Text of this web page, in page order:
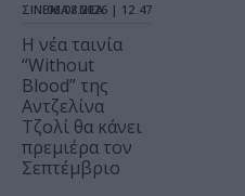
ΣΙΝΕΜΑ / ΝΕΑ
06.08.2026 | 12.47
Η νέα ταινία
“Without
Blood” της
Αντζελίνα
Τζολί θα κάνει
πρεμιέρα τον
Σεπτέμβριο